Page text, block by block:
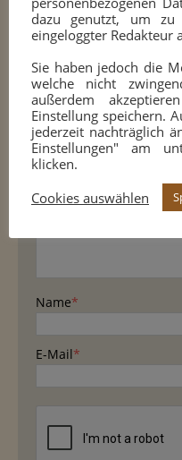
HINTERLASSE JETZT
Kommentar
E-Mail Adresse wird
Kommentar
Name*
E-Mail*
dazu genutzt, um
eingeloggter Redakteur
Sie haben jedoch die
welche nicht
außerdem
Einstellung speichern.
jederzeit nachträglich
Einstellungen" am
klicken.
Cookies auswählen